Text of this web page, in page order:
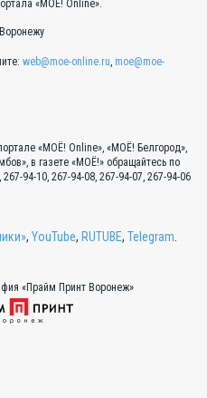
«МОЁ! Online».
web@moe-online.ru moe@moe-
«МОЁ! Online», «МОЁ! Белгород»,
в газете «МОЁ!» обращайтесь по
94-10, 267-94-08, 267-94-07, 267-94-06
, YouTube, RUTUBE, Telegram
«Прайм Принт Воронеж»